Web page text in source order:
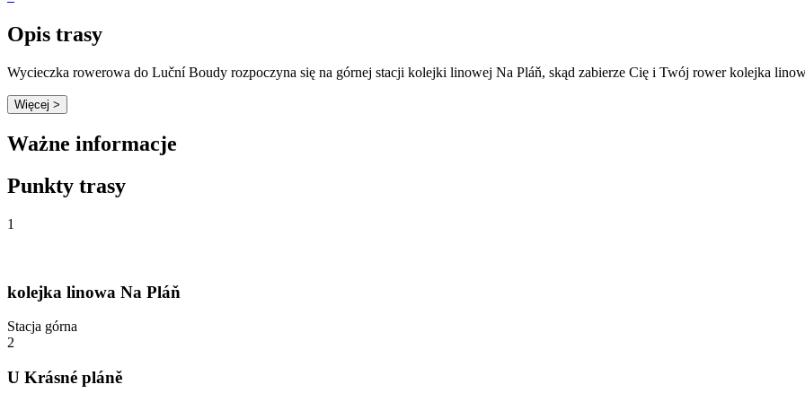
Opis trasy
Wycieczka rowerowa do Luční Boudy rozpoczyna się na górnej stacji kolejki linowej Na Pláň, skąd zabierze Cię i Twój rower kolejka
Więcej >
Ważne informacje
Punkty trasy
1
kolejka linowa Na Pláň
Stacja górna
2
U Krásné pláně